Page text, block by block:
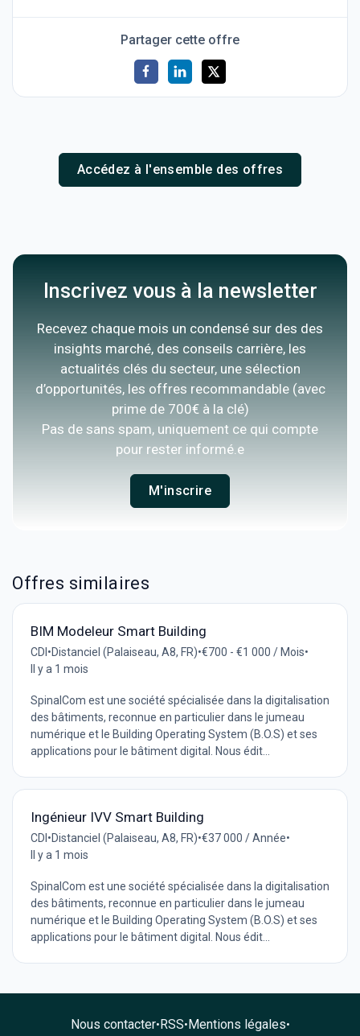
Partager cette offre
Accédez à l'ensemble des offres
Inscrivez vous à la newsletter
Recevez chaque mois un condensé sur des des
insights marché, des conseils carrière, les
actualités clés du secteur, une sélection
d’opportunités, les offres recommandable (avec
prime de 700€ à la clé)
Pas de sans spam, uniquement ce qui compte
pour rester informé.e
M'inscrire
Offres similaires
BIM Modeleur Smart Building
CDI•Distanciel (Palaiseau, A8, FR)•€700 - €1 000 / Mois•
Il y a 1 mois
SpinalCom est une société spécialisée dans la digitalisation
des bâtiments, reconnue en particulier dans le jumeau
numérique et le Building Operating System (B.O.S) et ses
applications pour le bâtiment digital. Nous édit...
Ingénieur IVV Smart Building
CDI •Distanciel (Palaiseau, A8, FR)•€37 000 / Année•
Il y a 1 mois
SpinalCom est une société spécialisée dans la digitalisation
des bâtiments, reconnue en particulier dans le jumeau
numérique et le Building Operating System (B.O.S) et ses
applications pour le bâtiment digital. Nous édit...
Nous contacter•RSS•Mentions légales•